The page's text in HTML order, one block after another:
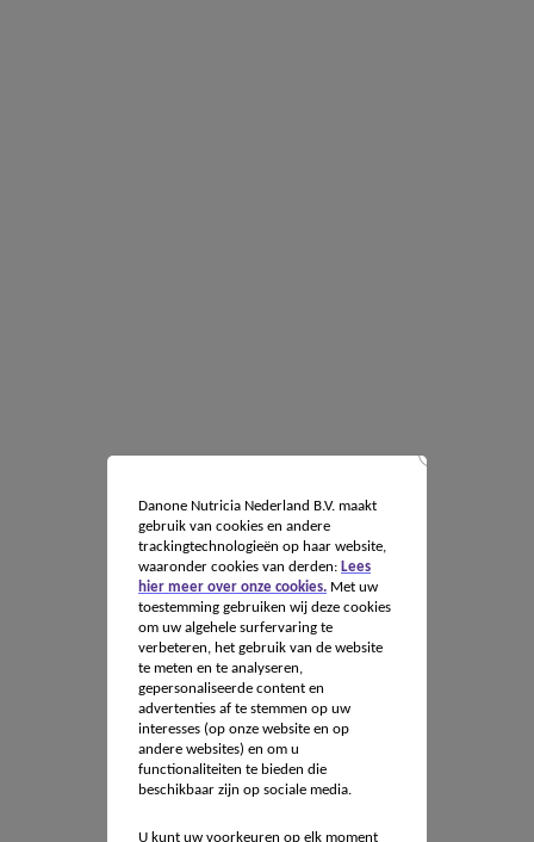
Danone Nutricia Nederland B.V. maakt
gebruik van cookies en andere
trackingtechnologieën op haar website,
waaronder cookies van derden: Lees
hier meer over onze cookies.Met uw
toestemming gebruiken wij deze cookies
om uw algehele surfervaring te
verbeteren, het gebruik van de website
te meten en te analyseren,
gepersonaliseerde content en
advertenties af te stemmen op uw
interesses (op onze website en op
andere websites) en om u
functionaliteiten te bieden die
beschikbaar zijn op sociale media.
U kunt uw voorkeuren op elk moment